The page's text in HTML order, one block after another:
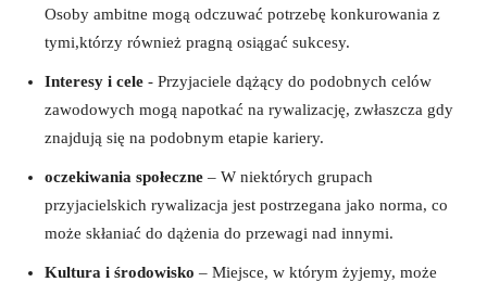
Osoby ambitne mogą odczuwać potrzebę konkurowania z
‌tymi,którzy‍ również pragną ‌osiągać sukcesy.
Interesy i‌ cele ⁣- Przyjaciele dążący do podobnych celów⁤
zawodowych mogą napotkać na‍ rywalizację, zwłaszcza gdy
znajdują‌ się‍ na ⁣podobnym ⁢etapie kariery.
oczekiwania społeczne – W ‌niektórych⁣ grupach
przyjacielskich rywalizacja⁢ jest‍ postrzegana⁤ jako norma,‌ co
może skłaniać ‌do ⁣dążenia do przewagi nad innymi.
Kultura i środowisko – Miejsce, w którym żyjemy, może